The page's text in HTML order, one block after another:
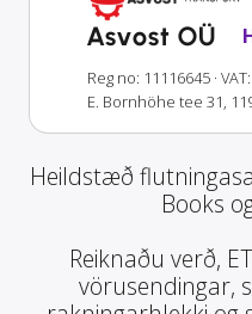
Asvost OÜ
Reg no: 11116645 ·
E. Bornhöhe tee 31,
Heildstæð
Books
Reiknaðu verð,
vörusendingar,